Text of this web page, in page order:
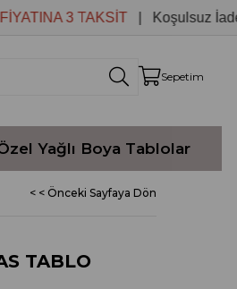
3 TAKSİT| Koşulsuz İade
Sepetim
Yağlı Boya Tablolar
< < Önceki Sayfaya Dön
TABLO